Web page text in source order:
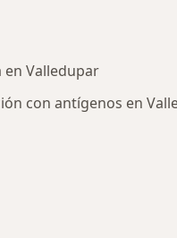
en Valledupar
con antígenos en